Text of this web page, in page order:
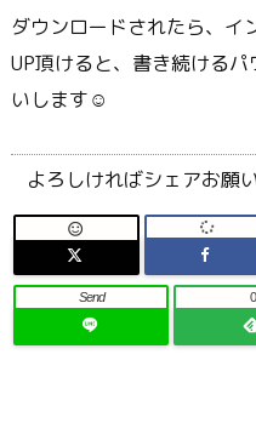
ダウンロードされたら、イ
UP頂けると、書き続ける
いします☺
よろしければシェアお願

Send 0